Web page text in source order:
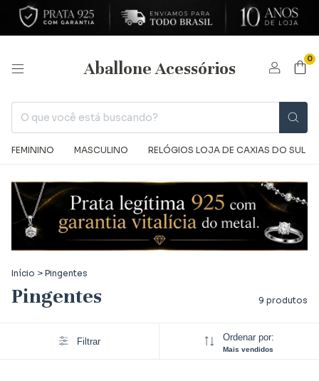
Aballone Acessórios 0
FEMININO MASCULINO RELÓGIOS LOJA DE CAXIAS DO SUL
Início > Pingentes
Pingentes 9 produtos
Filtrar Ordenar por:
Mais vendidos